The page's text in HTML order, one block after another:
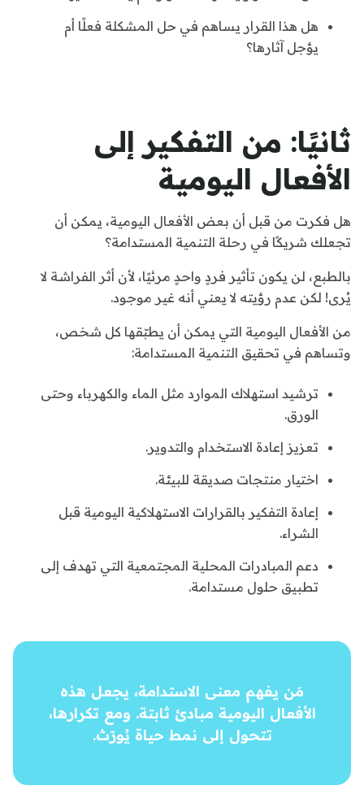
هل هذا القرار يساهم في حل المشكلة فعلًا أم
يؤجل آثارها؟
ثانيًا: من التفكير إلى
الأفعال اليومية
هل فكرت من قبل أن بعض الأفعال اليومية، يمكن أن
تجعلك شريكًا في رحلة التنمية المستدامة؟
بالطبع، لن يكون تأثير فردٍ واحدٍ مرئيًا، لأن أثر الفراشة لا
يُرى! لكن عدم رؤيته لا يعني أنه غير موجود.
من الأفعال اليومية التي يمكن أن يطبّقها كل شخص،
وتساهم في تحقيق التنمية المستدامة:
ترشيد استهلاك الموارد مثل الماء والكهرباء وحتى
الورق.
تعزيز إعادة الاستخدام والتدوير.
اختيار منتجات صديقة للبيئة.
إعادة التفكير بالقرارات الاستهلاكية اليومية قبل
الشراء.
دعم المبادرات المحلية المجتمعية التي تهدف إلى
تطبيق حلول مستدامة.
مَن يفهم معنى الاستدامة، يجعل هذه
الأفعال اليومية مبادئ ثابتة. ومع تكرارها،
تتحول إلى نمط حياة يُورّث.